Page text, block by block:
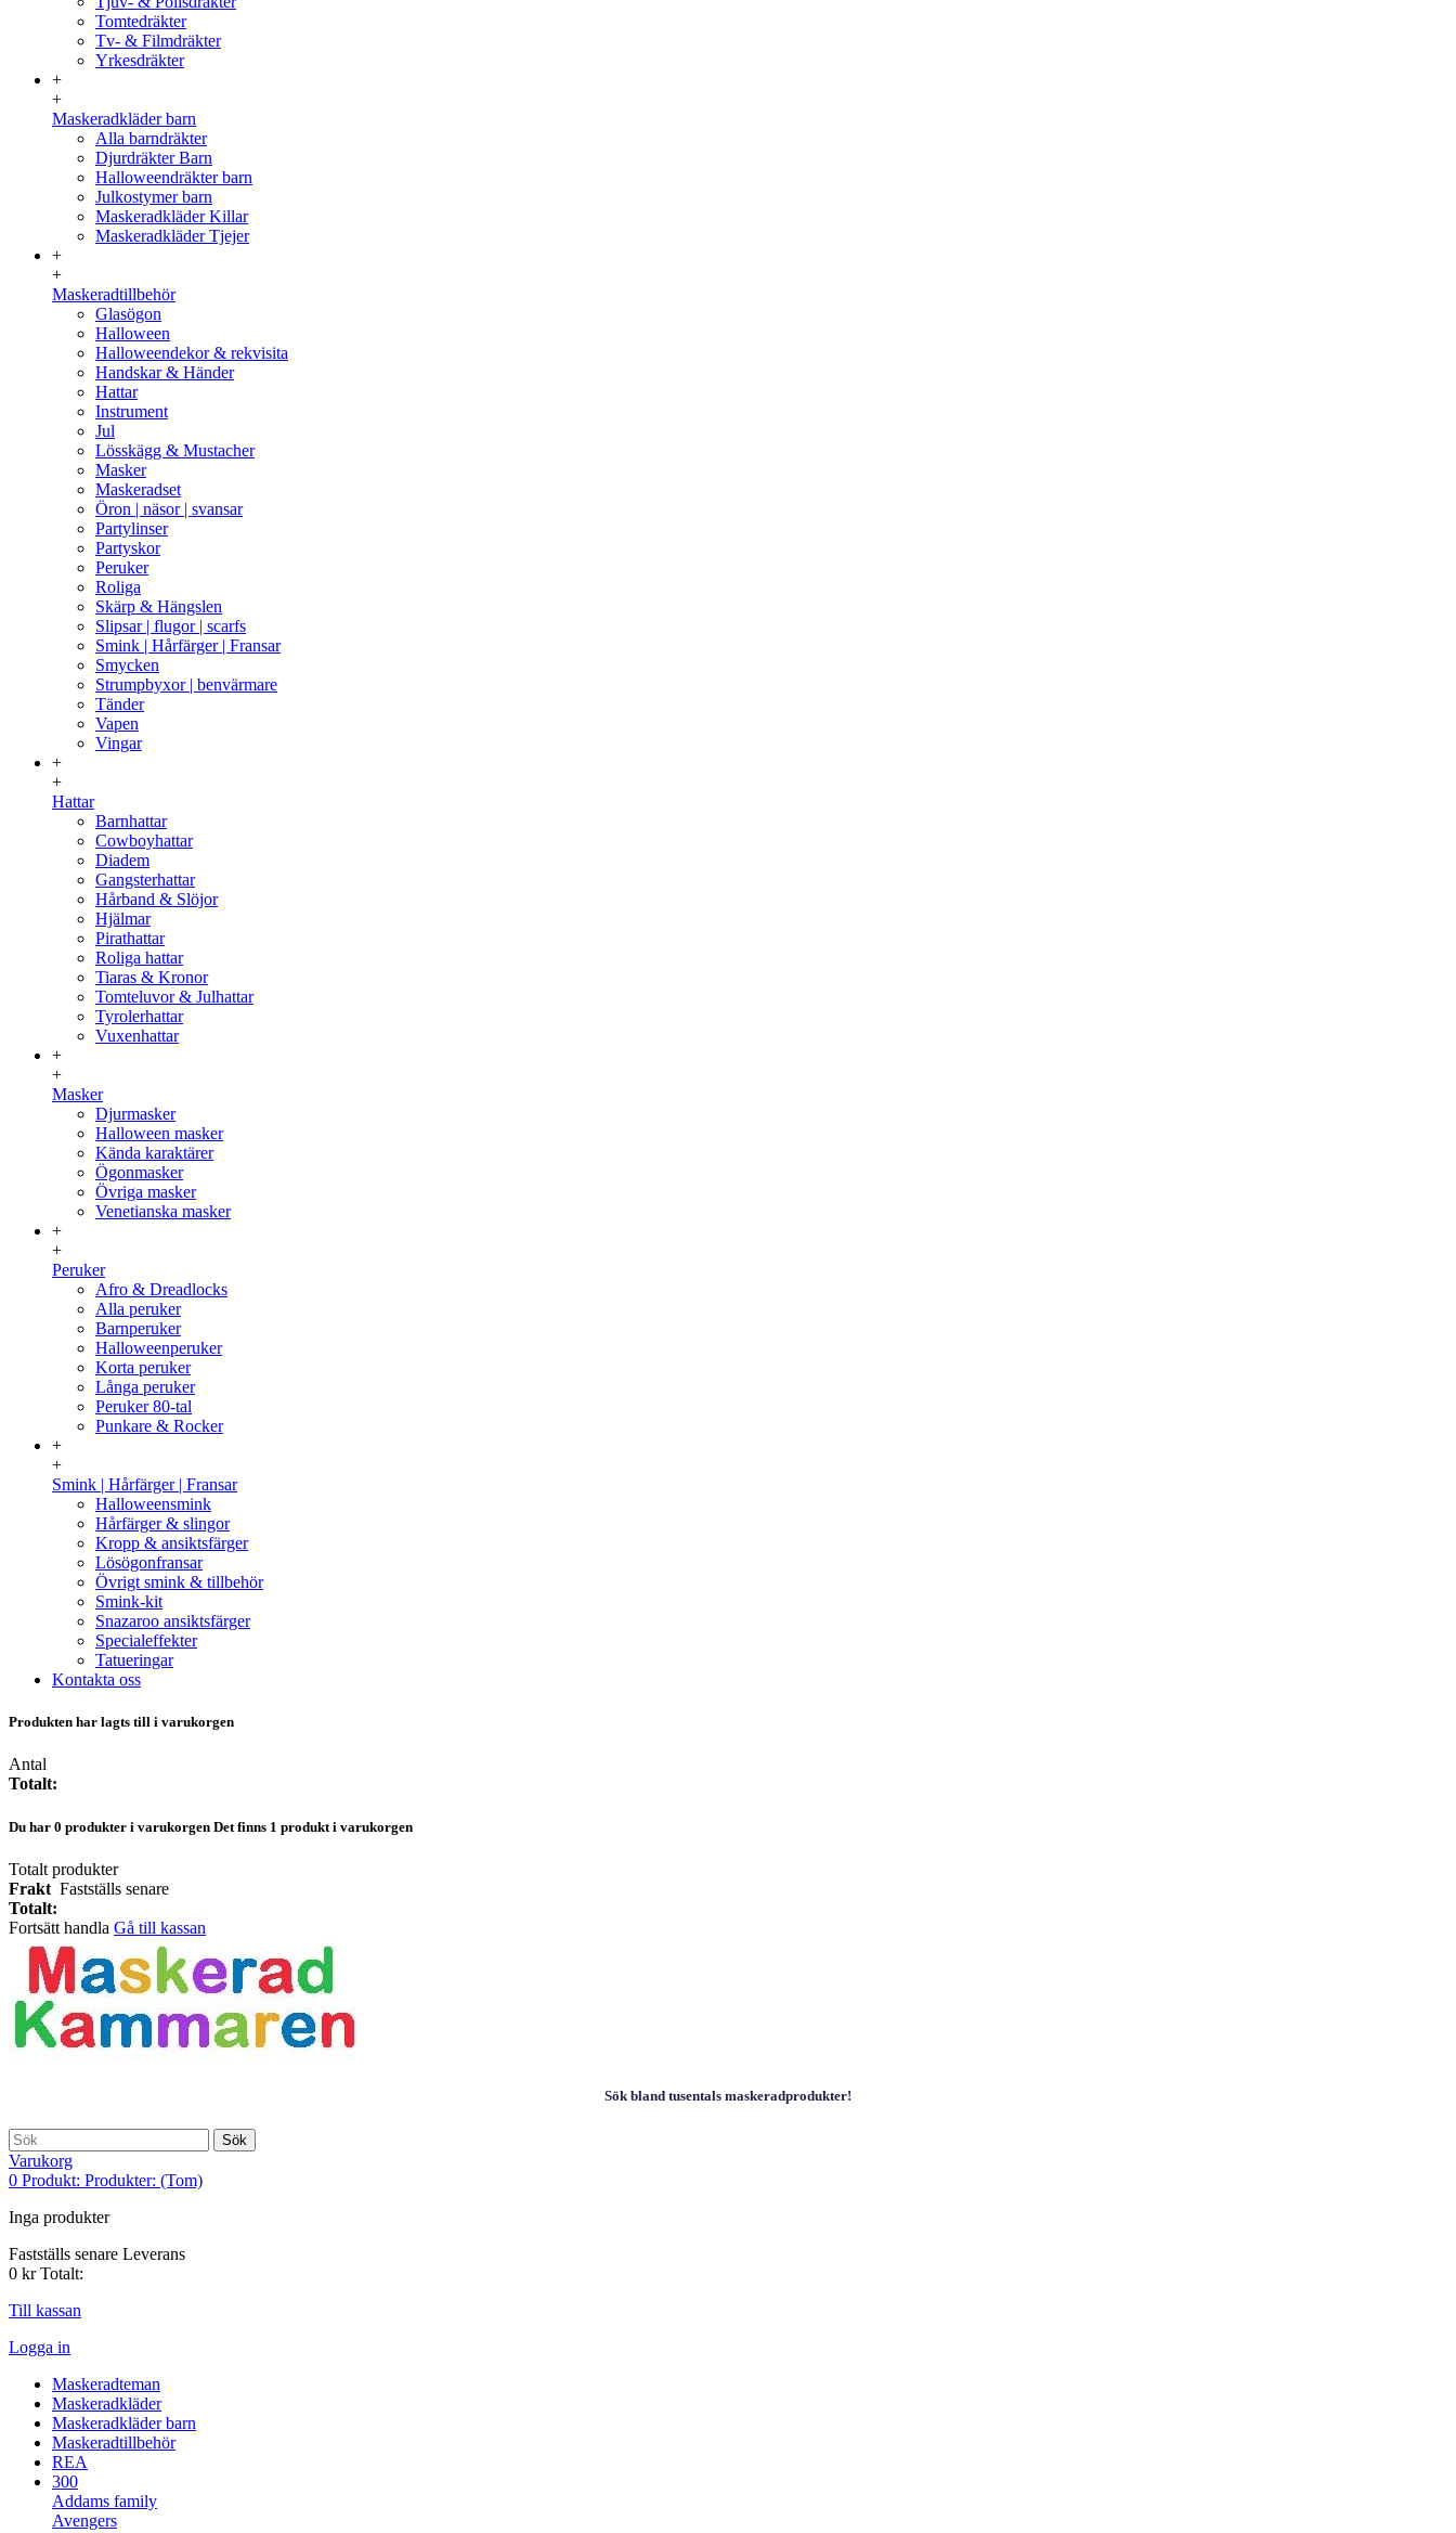
Tomtedräkter
Tv- & Filmdräkter
Yrkesdräkter
+
+
Maskeradkläder barn
Alla barndräkter
Djurdräkter Barn
Halloweendräkter barn
Julkostymer barn
Maskeradkläder Killar
Maskeradkläder Tjejer
+
+
Maskeradtillbehör
Glasögon
Halloween
Halloweendekor & rekvisita
Handskar & Händer
Hattar
Instrument
Jul
Lösskägg & Mustacher
Masker
Maskeradset
Öron | näsor | svansar
Partylinser
Partyskor
Peruker
Roliga
Skärp & Hängslen
Slipsar | flugor | scarfs
Smink | Hårfärger | Fransar
Smycken
Strumpbyxor | benvärmare
Tänder
Vapen
Vingar
+
+
Hattar
Barnhattar
Cowboyhattar
Diadem
Gangsterhattar
Hårband & Slöjor
Hjälmar
Pirathattar
Roliga hattar
Tiaras & Kronor
Tomteluvor & Julhattar
Tyrolerhattar
Vuxenhattar
+
+
Masker
Djurmasker
Halloween masker
Kända karaktärer
Ögonmasker
Övriga masker
Venetianska masker
+
+
Peruker
Afro & Dreadlocks
Alla peruker
Barnperuker
Halloweenperuker
Korta peruker
Långa peruker
Peruker 80-tal
Punkare & Rocker
+
+
Smink | Hårfärger | Fransar
Halloweensmink
Hårfärger & slingor
Kropp & ansiktsfärger
Lösögonfransar
Övrigt smink & tillbehör
Smink-kit
Snazaroo ansiktsfärger
Specialeffekter
Tatueringar
Kontakta oss
Produkten har lagts till i varukorgen
Antal
Totalt:
Du har 0 produkter i varukorgen Det finns 1 produkt i varukorgen
Totalt produkter
Frakt Fastställs senare
Totalt:
Fortsätt handla Gå till kassan
Sök bland tusentals maskeradprodukter!
Sök
Varukorg
0 Produkt: Produkter: (Tom)
Inga produkter
Fastställs senare Leverans
0 kr Totalt:
Till kassan
Logga in
Maskeradteman
Maskeradkläder
Maskeradkläder barn
Maskeradtillbehör
REA
300
Addams family
Avengers